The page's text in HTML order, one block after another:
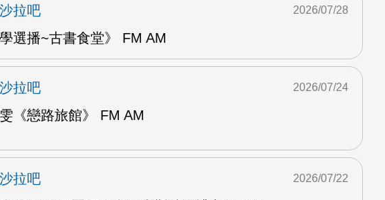
拉吧
學選播~古書食堂》 FM AM
2026/07/28
拉吧
《戀路旅館》 FM AM
2026/07/24
拉吧
2026/07/22